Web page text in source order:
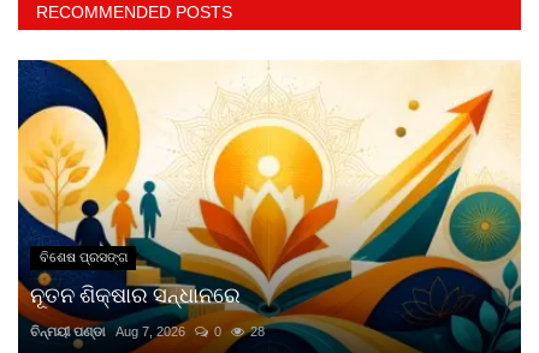
RECOMMENDED POSTS
ବିଶେଷ ପ୍ରସଙ୍ଗ
ନୂତନ ଶିକ୍ଷାର ସନ୍ଧାନରେ
ଚିନ୍ମୟୀ ପଣ୍ଡା Aug 7, 2026 0 28